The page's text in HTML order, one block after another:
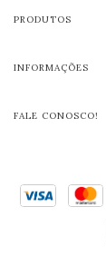
PRODUTOS
INFORMAÇÕES
FALE CONOSCO!